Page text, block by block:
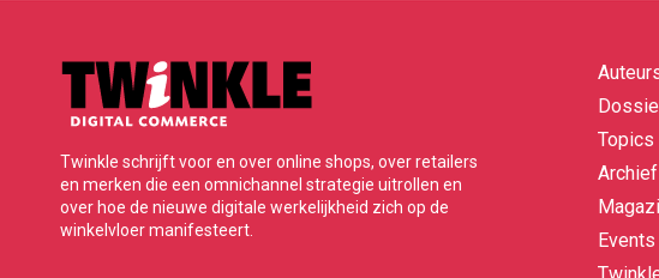
Twinkle schrijft voor en over online shops, over retailers
en merken die een omnichannel strategie uitrollen en
over hoe de nieuwe digitale werkelijkheid zich op de
winkelvloer manifesteert.
Quick
links
Topics
Archief
Events